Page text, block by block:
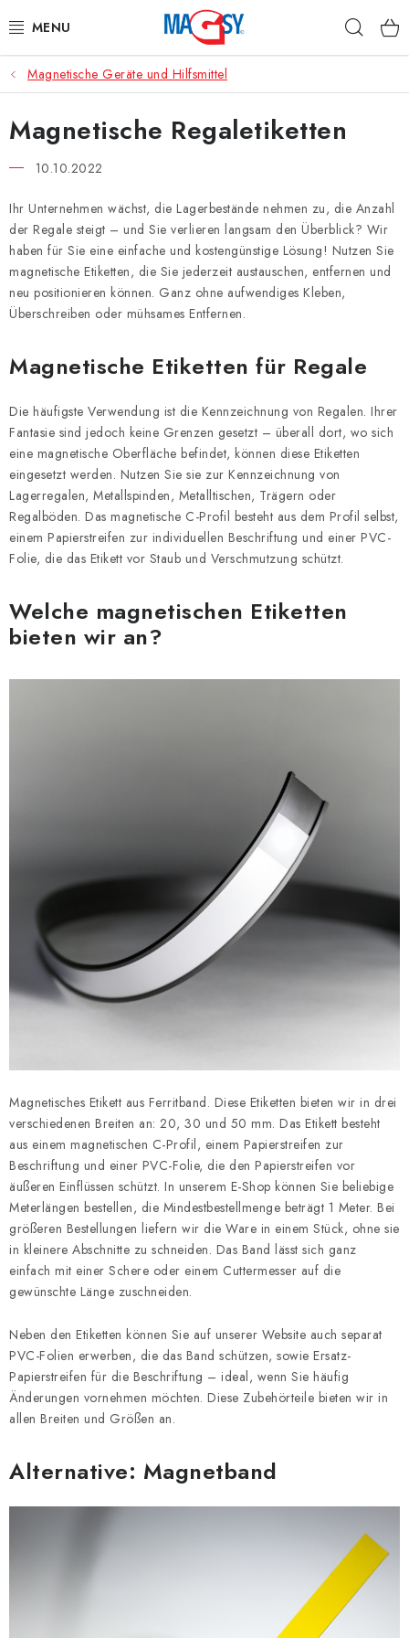
Inhalt
HAUPTKATEGORIE MAGNETE
MAGNETISCHE HILFSMITTEL
INDUSTRIEMAGNETE
SONSTIGE MAGNETE
AUS UNSERER WERKSTATT
Über uns Handelsbedingungen
Datenschutzerklärung
Magnetische Geräte und Hilfsmittel
Magnetische Regaletiketten
10.10.2022
Ihr Unternehmen wächst, die Lagerbestände nehmen zu, die Anzahl
der Regale steigt – und Sie verlieren langsam den Überblick? Wir
haben für Sie eine einfache und kostengünstige Lösung! Nutzen Sie
magnetische Etiketten, die Sie jederzeit austauschen, entfernen und
neu positionieren können. Ganz ohne aufwendiges Kleben,
Überschreiben oder mühsames Entfernen.
Magnetische Etiketten für Regale
Die häufigste Verwendung ist die Kennzeichnung von Regalen. Ihrer
Fantasie sind jedoch keine Grenzen gesetzt – überall dort, wo sich
eine magnetische Oberfläche befindet, können diese Etiketten
eingesetzt werden. Nutzen Sie sie zur Kennzeichnung von
Lagerregalen, Metallspinden, Metalltischen, Trägern oder
Regalböden. Das magnetische C-Profil besteht aus dem Profil selbst,
einem Papierstreifen zur individuellen Beschriftung und einer PVC-
Folie, die das Etikett vor Staub und Verschmutzung schützt.
Welche magnetischen Etiketten
bieten wir an?
Magnetisches Etikett aus Ferritband. Diese Etiketten bieten wir in drei
verschiedenen Breiten an: 20, 30 und 50 mm. Das Etikett besteht
aus einem magnetischen C-Profil, einem Papierstreifen zur
Beschriftung und einer PVC-Folie, die den Papierstreifen vor
äußeren Einflüssen schützt. In unserem E-Shop können Sie beliebige
Meterlängen bestellen, die Mindestbestellmenge beträgt 1 Meter. Bei
größeren Bestellungen liefern wir die Ware in einem Stück, ohne sie
in kleinere Abschnitte zu schneiden. Das Band lässt sich ganz
einfach mit einer Schere oder einem Cuttermesser auf die
gewünschte Länge zuschneiden.
Neben den Etiketten können Sie auf unserer Website auch separat
PVC-Folien erwerben, die das Band schützen, sowie Ersatz-
Papierstreifen für die Beschriftung – ideal, wenn Sie häufig
Änderungen vornehmen möchten. Diese Zubehörteile bieten wir in
allen Breiten und Größen an.
Alternative: Magnetband